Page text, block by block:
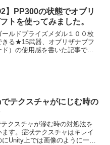
ご注意ください。キ...
】PP300の状態でオブリ
トを使ってみました。
ールドプライズメダル１００枚
きる★15武器、オブリザナブフ
ド）の使用感を書いた記事で
でテクスチャがにじむ時の
テクスチャが滲む時の対処法を
ます。症状テクスチャはキレイ
にUnity上では画像のように一部